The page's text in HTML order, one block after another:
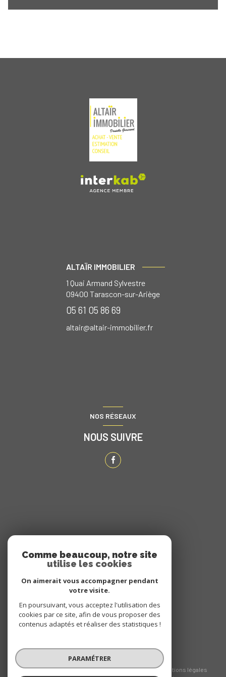
ALTAÏR IMMOBILIER
1 Quai Armand Sylvestre
09400 Tarascon-sur-Ariège
05 61 05 86 69
altair@altair-immobilier.fr
NOS RÉSEAUX
NOUS SUIVRE
NOUS ADHÉRONS
© 2026 | Tous droits réservés
Nos honoraires
Nos partenaires
Mentions légales
Comme beaucoup, notre site
utilise les cookies
On aimerait vous accompagner pendant
votre visite.
En poursuivant, vous acceptez l'utilisation des
cookies par ce site, afin de vous proposer des
contenus adaptés et réaliser des statistiques !
PARAMÉTRER